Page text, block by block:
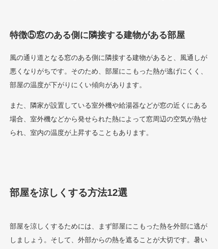
特徴⑤窓のある側に隣接する建物がある部屋
風の通り道となる窓のある側に隣接する建物があると、風通しが
悪くなりがちです。そのため、部屋にこもった熱が逃げにくく、
部屋の温度が下がりにくい傾向があります。
また、隣家が設置している室外機や給湯器などが窓の近くにある
場合、室外機などから発せられた熱によって窓周辺の空気が熱せ
られ、室内の温度が上昇することもあります。
部屋を涼しくする方法12選
部屋を涼しくするためには、まず部屋にこもった熱を外部に逃が
しましょう。そして、外部からの熱を遮ることが大切です。暑い